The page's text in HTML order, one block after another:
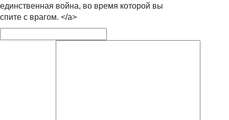
единственная война, во время которой вы
спите с врагом. </a>